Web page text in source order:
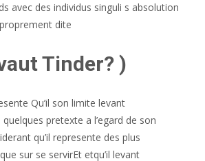
avec des individus singuli s absolution
dite
Tinder? )
Qu’il son limite levant
quelques pretexte a l’egard de son
qu’il represente des plus
sur se servirEt etqu’il levant